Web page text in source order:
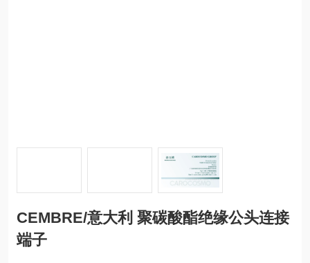
CEMBRE/意大利 聚碳酸酯绝缘公头连接
端子